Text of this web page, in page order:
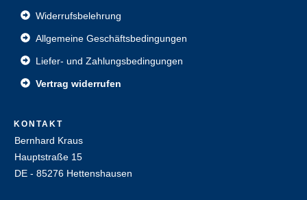
Widerrufsbelehrung
Allgemeine Geschäftsbedingungen
Liefer- und Zahlungsbedingungen
Vertrag widerrufen
KONTAKT
Bernhard Kraus
Hauptstraße 15
DE - 85276 Hettenshausen